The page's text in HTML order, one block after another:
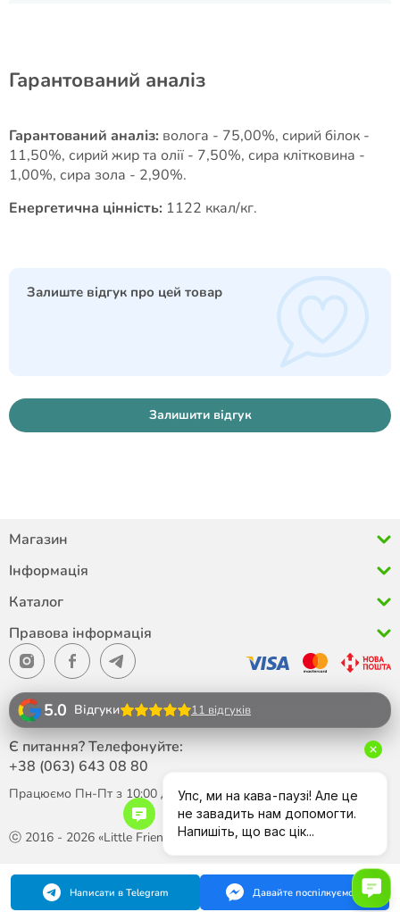
Гарантований аналіз
Гарантований аналіз: волога - 75,00%, сирий білок -
11,50%, сирий жир та олії - 7,50%, сира клітковина -
1,00%, сира зола - 2,90%.
Енергетична цінність: 1122 ккал/кг.
Залиште відгук про цей товар
Залишити відгук
Магазин
Інформація
Каталог
Правова інформація
ⓒ 2016 - 2026 «Little Friend»
5.0 Відгуки 11 відгуків
Є питання? Телефонуйте:
+38 (063) 643 08 80
Працюємо Пн-Пт з 10:00 до 18:00
Написати в Telegram Давайте поспілкуємося